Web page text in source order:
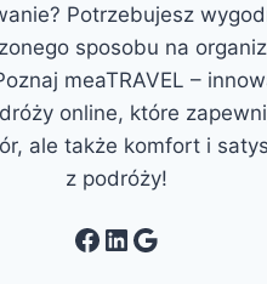
Potrzebujesz
sposobu na
meaTRAVEL –
online, które
ale także komfort i
z podróży!
Facebook
LinkedIn
Google